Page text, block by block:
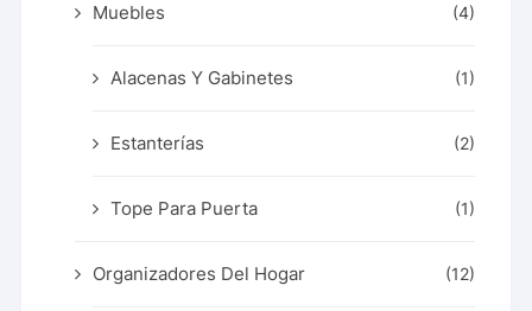
Muebles (4)
Alacenas Y Gabinetes (1)
Estanterías (2)
Tope Para Puerta (1)
Organizadores Del Hogar (12)